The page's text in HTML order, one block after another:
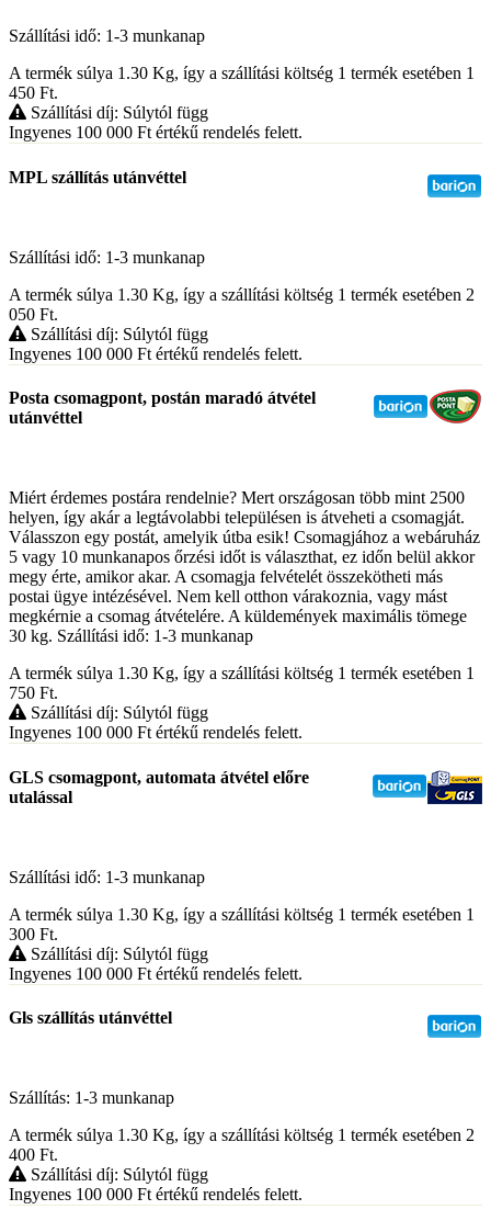
Szállítási idő: 1-3 munkanap
A termék súlya 1.30 Kg, így a szállítási költség 1 termék esetében 1
450 Ft.
Szállítási díj: Súlytól függ
Ingyenes 100 000 Ft értékű rendelés felett.
MPL szállítás utánvéttel
Szállítási idő: 1-3 munkanap
A termék súlya 1.30 Kg, így a szállítási költség 1 termék esetében 2
050 Ft.
Szállítási díj: Súlytól függ
Ingyenes 100 000 Ft értékű rendelés felett.
Posta csomagpont, postán maradó átvétel
utánvéttel
Miért érdemes postára rendelnie? Mert országosan több mint 2500
helyen, így akár a legtávolabbi településen is átveheti a csomagját.
Válasszon egy postát, amelyik útba esik! Csomagjához a webáruház
5 vagy 10 munkanapos őrzési időt is választhat, ez időn belül akkor
megy érte, amikor akar. A csomagja felvételét összekötheti más
postai ügye intézésével. Nem kell otthon várakoznia, vagy mást
megkérnie a csomag átvételére. A küldemények maximális tömege
30 kg. Szállítási idő: 1-3 munkanap
A termék súlya 1.30 Kg, így a szállítási költség 1 termék esetében 1
750 Ft.
Szállítási díj: Súlytól függ
Ingyenes 100 000 Ft értékű rendelés felett.
GLS csomagpont, automata átvétel előre
utalással
Szállítási idő: 1-3 munkanap
A termék súlya 1.30 Kg, így a szállítási költség 1 termék esetében 1
300 Ft.
Szállítási díj: Súlytól függ
Ingyenes 100 000 Ft értékű rendelés felett.
Gls szállítás utánvéttel
Szállítás: 1-3 munkanap
A termék súlya 1.30 Kg, így a szállítási költség 1 termék esetében 2
400 Ft.
Szállítási díj: Súlytól függ
Ingyenes 100 000 Ftértékű rendelés felett.